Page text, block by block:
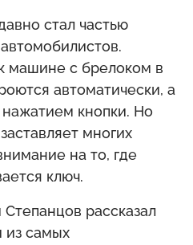
стал частью
машине с брелоком в
автоматически, а
нажатием кнопки. Но
многих
на то, где
ключ.
рассказал
из самых